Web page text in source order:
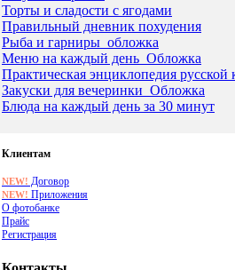
Торты и сладости с ягодами
Правильный дневник похудения
Рыба и гарниры_обложка
Меню на каждый день_Обложка
Практическая энциклопедия
Закуски для вечеринки_Обложка
Блюда на каждый день за 30 минут
Клиентам
NEW! Договор
NEW! Приложения
О фотобанке
Прайс
Регистрация